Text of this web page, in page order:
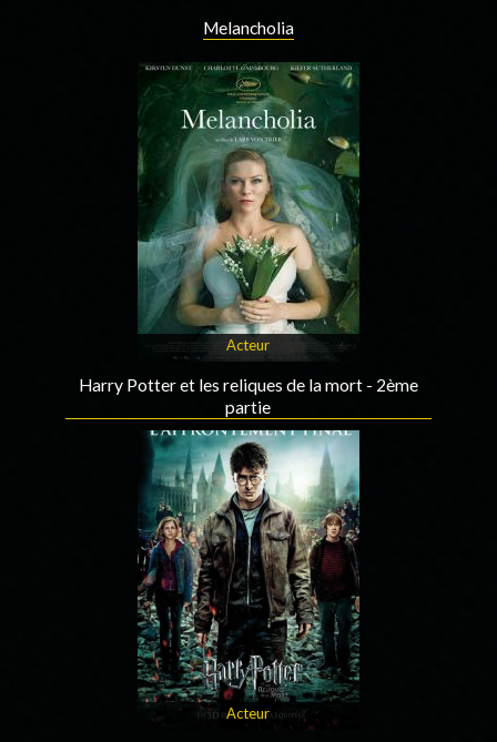
Melancholia
Acteur
Harry Potter et les reliques de la mort - 2ème
partie
Acteur